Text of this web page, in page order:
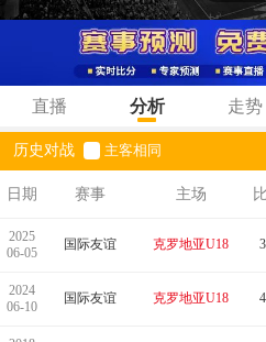
直播 分析 走势
历史对战 主客相同
日期 赛事 主场
2025
06-05
国际友谊 克罗地亚U18
2024
06-10
国际友谊 克罗地亚U18